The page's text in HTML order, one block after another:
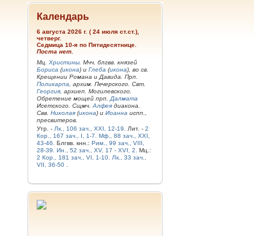
Календарь
6 августа 2026 г. ( 24 июля ст.ст.),
четверг.
Седмица 10-я по Пятидесятнице.
Поста нет.
Мц. Христины . Мчч. блгвв. князей
Бориса (икона) и Глеба (икона), во св.
Крещении Романа и Давида. Прп.
Поликарпа , архим. Печерского. Свт.
Георгия , архиеп. Могилевского.
Обретение мощей прп. Далмата
Исетского. Сщмч. Алфея диакона.
Свв. Николая (икона) и Иоанна испп.,
пресвитеров.
Утр. - Лк., 106 зач., XXI, 12-19. Лит. - 2
Кор., 167 зач., I, 1-7.
Мф., 88 зач., XXI,
43-46.
Блгвв. кнн.: Рим., 99 зач., VIII,
28-39.
Ин., 52 зач., XV, 17 - XVI, 2.
Мц.:
2 Кор., 181 зач., VI, 1-10.
Лк., 33 зач.,
VII, 36-50